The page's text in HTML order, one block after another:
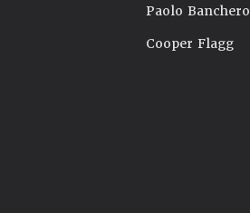
Paolo Banchero
Cooper Flagg